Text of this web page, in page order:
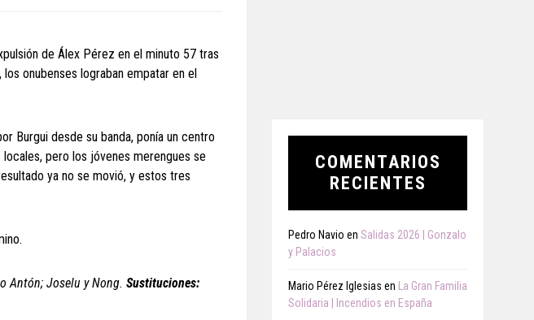
de Álex Pérez en el minuto 57 tras
onubenses lograban empatar en el
Burgui desde su banda, ponía un centro
pero los jóvenes merengues se
ya no se movió, y estos tres
Antón; Joselu y Nong. Sustituciones:
COMENTARIOS
RECIENTES
Pedro Navio en Salidas 2026 | Gonzalo
y Palacios
Mario Pérez Iglesias en
La Gran Familia
Solidaria | Incendios en España